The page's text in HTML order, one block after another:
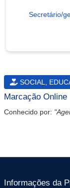
Secretário/
SOCIAL,
Marcação Online
Conhecido por:
Informações da